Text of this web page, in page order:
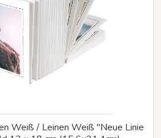
Weiß / Leinen Weiß "Neue Linie